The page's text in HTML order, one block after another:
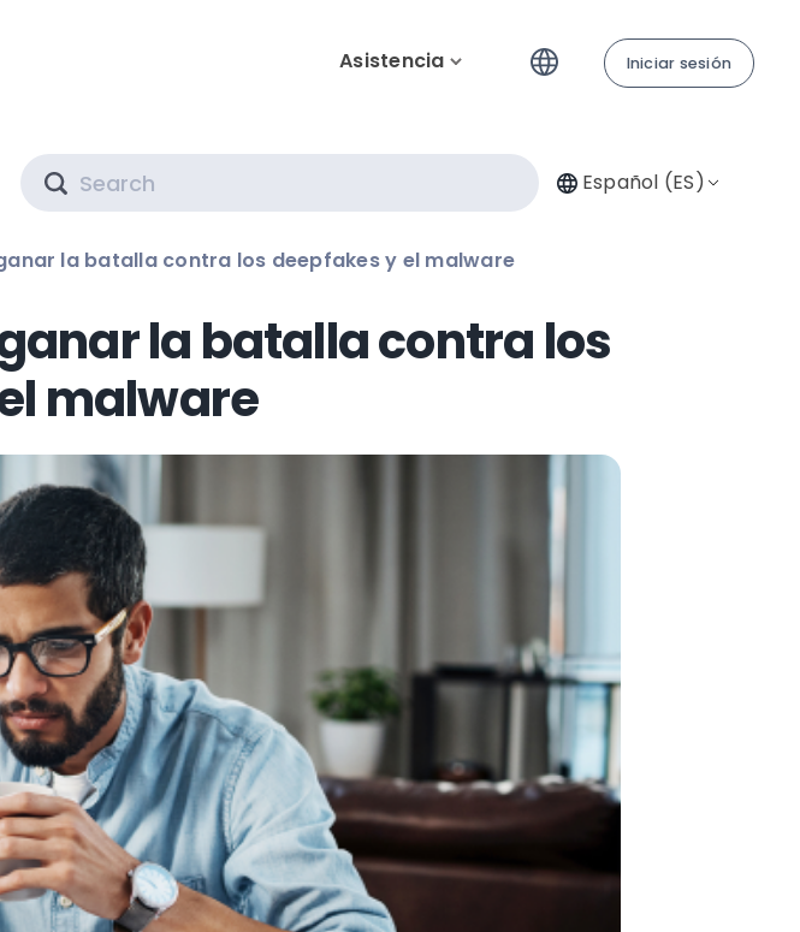
Asistencia Iniciar sesión
Español (ES)
la batalla contra los deepfakes y el malware
la batalla contra los
malware